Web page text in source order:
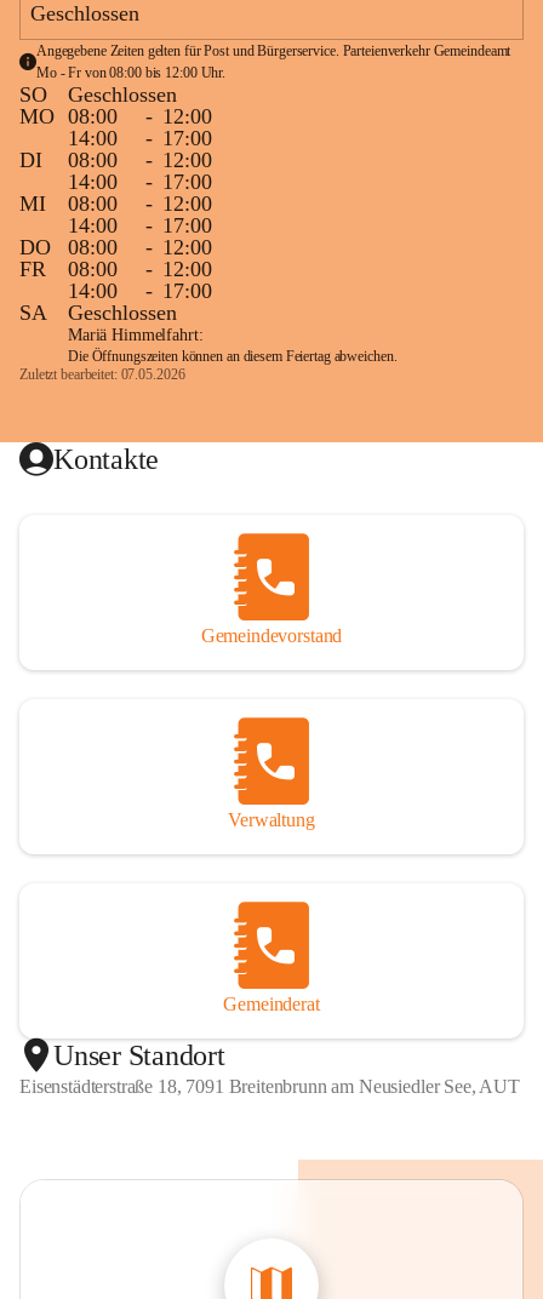
Geschlossen
Angegebene Zeiten gelten für Post und Bürgerservice. Parteienverkehr Gemeindeamt
Mo - Fr von 08:00 bis 12:00 Uhr.
SO
Geschlossen
MO 08:00 - 12:00
14:00
- 17:00
DI
08:00 - 12:00
14:00
- 17:00
MI
08:00 - 12:00
14:00
- 17:00
DO
08:00 - 12:00
FR
08:00 - 12:00
14:00
- 17:00
SA
Geschlossen
Mariä Himmelfahrt:
Die Öffnungszeiten können an diesem Feiertag abweichen.
Zuletzt bearbeitet: 07.05.2026
Kontakte
Gemeindevorstand
Verwaltung
Gemeinderat
Unser Standort
Eisenstädterstraße 18, 7091 Breitenbrunn am Neusiedler See, AUT